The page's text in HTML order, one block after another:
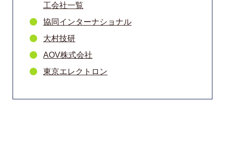
工会社一覧
協同インターナショナル
大村技研
AOV株式会社
東京エレクトロン